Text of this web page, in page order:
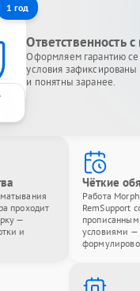
1 год
Ответственность с
Оформляем гарантию
условия зафиксированы
и понятны заранее.
проходит
—
и
Чёткие
Работа
RemSupport
условиями —